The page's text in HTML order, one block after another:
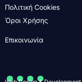
Πολιτική Cookies
Όροι Χρήσης
Επικοινωνία
....